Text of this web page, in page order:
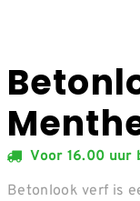
Voor 16.00 uur
Betonlook verf is